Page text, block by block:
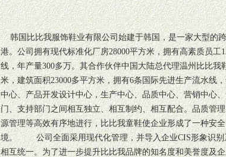
韩国比比我服饰鞋业有限公司始建于韩国，是一家大型的
港。公司拥有现代标准化厂房28000平方米，拥有高素质员工
线，年产量300多万。其合作伙伴中国大陆总代理温州比比我
米，建筑面积23000多平方米，拥有6条国际先进生产流水
中心、产品开发设计中心，生产中心、品质中心、营销中心
门、支持部门之间相互独立、相互制约、相互配合。品质管
源管理等高效有序地进行，比比我童鞋使企业形成了一种安
境。 公司全面采用现代化管理，并导入企业CIS形象识别
相互统一。为了进一步提升比比我品牌的知名度和美誉度及